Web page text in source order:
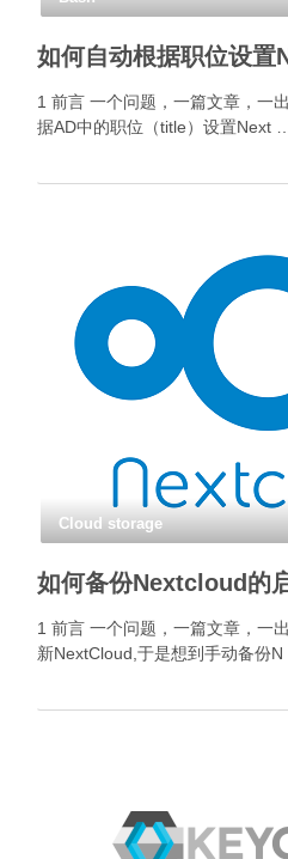
1 前言 一个问题，一篇文章，一
据AD中的职位（title）设置Next …
Cloud storage
如何备份Nextcloud的
1 前言 一个问题，一篇文章，一
新NextCloud,于是想到手动备份N